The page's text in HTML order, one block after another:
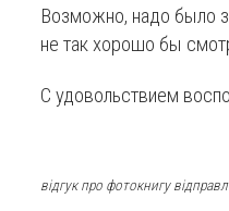
Возможно, надо было
не так хорошо бы
С удовольствием
відгук про фотокнигу